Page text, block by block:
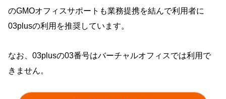
のGMOオフィスサポートも業務提携を結んで利用者に
03plusの利用を推奨しています。
なお、03plusの03番号はバーチャルオフィスでは利用で
きません。